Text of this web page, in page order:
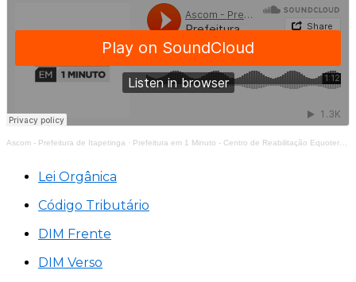
Ascom - Prefeitura de Itapetinga · Prefeitura em 1 Minuto - Centro de Reabilitação Equoterapia Manoela
Lei Orgânica
Código Tributário
DIM Frente
DIM Verso